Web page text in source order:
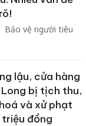
Bảo vệ người tiêu
lậu, cửa hàng
Long bị tịch thu,
và xử phạt
đồng